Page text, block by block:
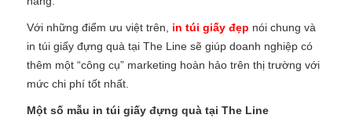
Với những điểm ưu việt trên, in túi giấy đẹp nói chung và
in túi giấy đựng quà tại The Line sẽ giúp doanh nghiệp có
thêm một “công cụ” marketing hoàn hảo trên thị trường với
mức chi phí tốt nhất.
Một số mẫu in túi giấy đựng quà tại The Line